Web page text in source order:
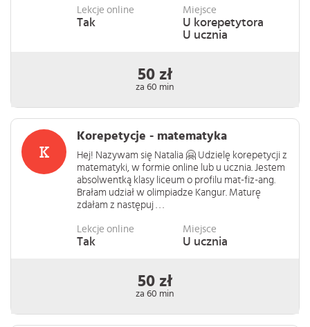
Lekcje online
Tak
Miejsce
U korepetytora
U ucznia
50 zł
za 60 min
Korepetycje - matematyka
Hej! Nazywam się Natalia 🤗 Udzielę korepetycji z
matematyki, w formie online lub u ucznia. Jestem
absolwentką klasy liceum o profilu mat-fiz-ang.
Brałam udział w olimpiadze Kangur. Maturę
zdałam z następuj . . .
Lekcje online
Tak
Miejsce
U ucznia
50 zł
za 60 min